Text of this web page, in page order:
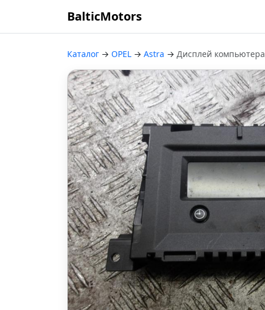
BalticMotors
Каталог → OPEL → Astra → Дисплей компьютера